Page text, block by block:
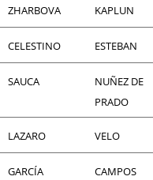
ZHARBOVA KAPLUN
CELESTINO ESTEBAN
SAUCA
NUÑEZ DE
PRADO
LAZARO VELO
GARCÍA CAMPOS